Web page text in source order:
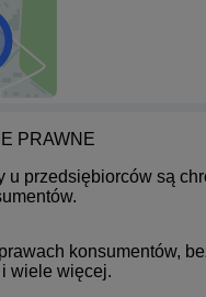
PRAWNE
u przedsiębiorców są
konsumentów,
wiele więcej.